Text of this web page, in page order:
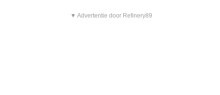
▼ Advertentie door Refinery89